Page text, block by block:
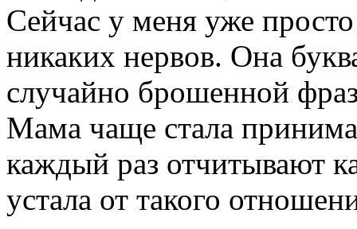
Сейчас у меня уже
никаких нервов. Она
случайно брошенной
Мама чаще стала
каждый раз отчитывают
устала от такого